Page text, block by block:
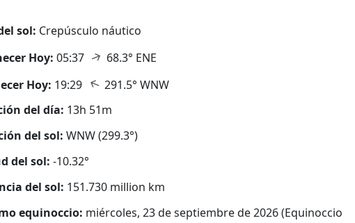
sol: Crepúsculo náutico
Hoy: 05:37 ↑ 68.3° ENE
Hoy: 19:29 ↑ 291.5° WNW
del día: 13h 51m
del sol: WNW (299.3°)
del sol: -10.32°
del sol: 151.730 million km
equinoccio: miércoles, 23 de septiembre de 2026 (Equinoccio